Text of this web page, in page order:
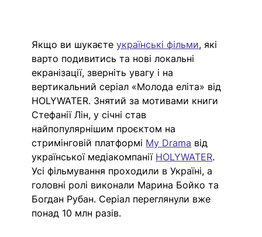
Якщо ви шукаєте українські фільми, які
варто подивитись та нові локальні
екранізації, зверніть увагу і на
вертикальний серіал «Молода еліта» від
HOLYWATER. Знятий за мотивами книги
Стефанії Лін, у січні став
найпопулярнішим проєктом на
стримінговій платформі My Drama від
української медіакомпанії HOLYWATER.
Усі фільмування проходили в Україні, а
головні ролі виконали Марина Бойко та
Богдан Рубан. Серіал переглянули вже
понад 10 млн разів.